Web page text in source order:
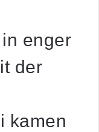
enger
der
kamen